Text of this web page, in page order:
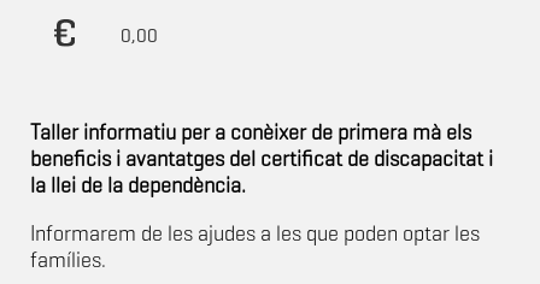
0,00
Taller informatiu per a conèixer de primera mà els
beneficis i avantatges del certificat de discapacitat i
la llei de la dependència.
Informarem de les ajudes a les que poden optar les
famílies.